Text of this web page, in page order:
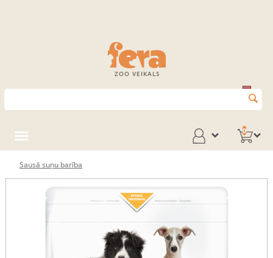
ZOO VEIKALS
0
Sausā suņu barība